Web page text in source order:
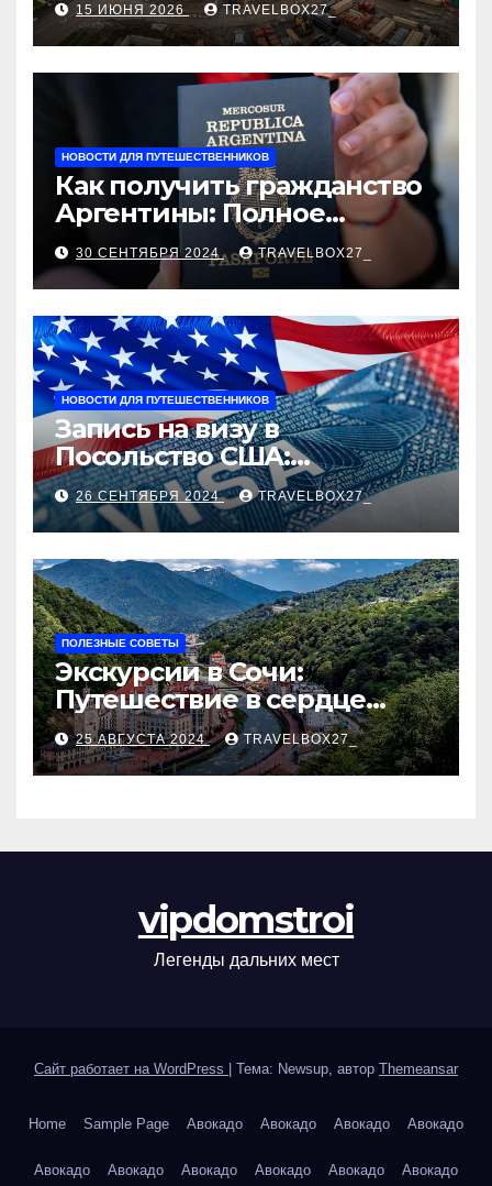
застройщика, сценарии
оформления сделки и
рыночные ориентиры
15 ИЮНЯ 2026 TRAVELBOX27_
НОВОСТИ ДЛЯ ПУТЕШЕСТВЕННИКОВ
Как получить гражданство
Аргентины: Полное
руководство
30 СЕНТЯБРЯ 2024 TRAVELBOX27_
НОВОСТИ ДЛЯ ПУТЕШЕСТВЕННИКОВ
Запись на визу в
Посольство США:
Пошаговое руководство
26 СЕНТЯБРЯ 2024 TRAVELBOX27_
ПОЛЕЗНЫЕ СОВЕТЫ
Экскурсии в Сочи:
Путешествие в сердце
Черноморского курорта
25 АВГУСТА 2024 TRAVELBOX27_
vipdomstroi
Легенды дальних мест
Сайт работает на WordPress Тема: Newsup, автор Themeansar
Home Sample Page Авокадо Авокадо Авокадо Авокадо
Авокадо Авокадо Авокадо Авокадо Авокадо Авокадо